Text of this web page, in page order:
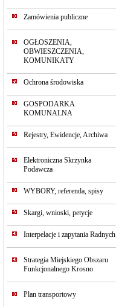
Zamówienia publiczne
OGŁOSZENIA,
OBWIESZCZENIA,
KOMUNIKATY
Ochrona środowiska
GOSPODARKA
KOMUNALNA
Rejestry, Ewidencje, Archiwa
Elektroniczna Skrzynka
Podawcza
WYBORY, referenda, spisy
Skargi, wnioski, petycje
Interpelacje i zapytania Radnych
Strategia Miejskiego Obszaru
Funkcjonalnego Krosno
Plan transportowy